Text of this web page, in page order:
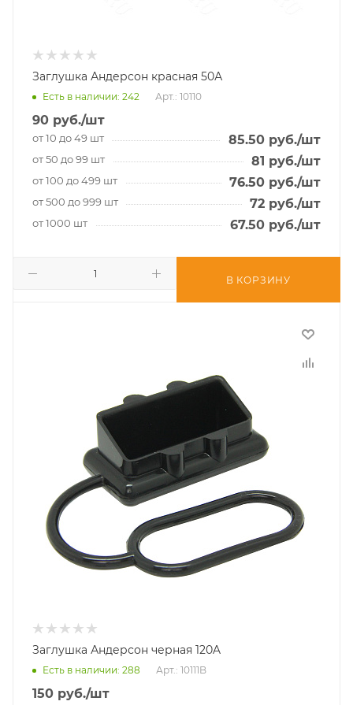
Заглушка Андерсон красная 50А
Есть в наличии: 242 Арт.: 10110
90 руб./шт
от 10 до 49 шт 85.50 руб./шт
от 50 до 99 шт 81 руб./шт
от 100 до 499 шт 76.50 руб./шт
от 500 до 999 шт 72 руб./шт
от 1000 шт 67.50 руб./шт
В КОРЗИНУ
Заглушка Андерсон черная 120A
Есть в наличии: 288 Арт.: 10111B
150 руб./шт